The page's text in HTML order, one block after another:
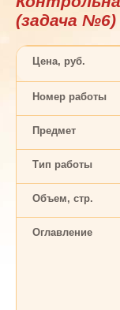
(задача №6)
Цена, руб.
Номер работы
Предмет
Тип работы
Объем, стр.
Оглавление